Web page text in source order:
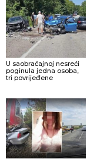
U saobraćajnoj nesreći
poginula jedna osoba,
tri povrijeđene